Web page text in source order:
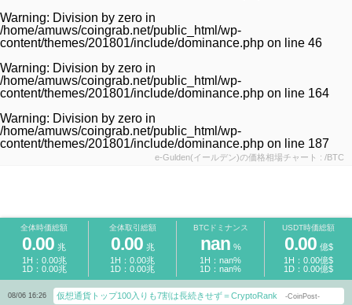
Warning: Division by zero in
/home/amuws/coingrab.net/public_html/wp-
content/themes/201801/include/dominance.php on line 46
Warning: Division by zero in
/home/amuws/coingrab.net/public_html/wp-
content/themes/201801/include/dominance.php on line 164
Warning: Division by zero in
/home/amuws/coingrab.net/public_html/wp-
content/themes/201801/include/dominance.php on line 187
e-Gulden(イールデン)の価格相場チャート : /BTC
全体時価総額 全体取引総額 BTCドミナンス USDT時価総額
0.00 兆
1H：0.00兆
1D：0.00兆
0.00 兆
1H：0.00兆
1D：0.00兆
nan %
1H：nan%
1D：nan%
0.00 億$
1H：0.00億$
1D：0.00億$
08/06 16:26 仮想通貨トップ100入りも7割は長続きせず＝CryptoRank -CoinPost-